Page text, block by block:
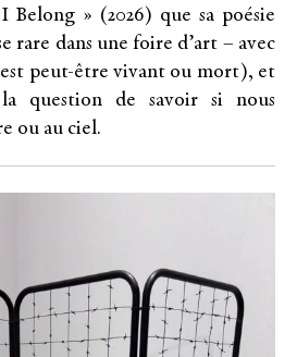
» (2026) que sa poésie
rare dans une foire d’art – avec
peut-être vivant ou mort), et
question de savoir si nous
ou au ciel.